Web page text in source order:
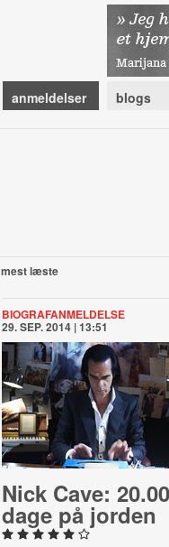
anmeldelser blogs
mest læste
BIOGRAFANMELDELSE
29. SEP. 2014 | 13:51
Nick Cave:
dage på jorden